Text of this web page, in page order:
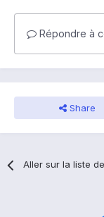
Répondre à
Share
Aller sur la liste